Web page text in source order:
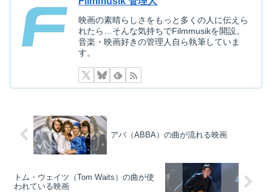
映画の素晴らしさをもっと多くの人に伝えら
れたら…そんな気持ちでFilmmusikを開設。
音楽・映画好きの管理人自ら執筆していま
す。
アバ（ABBA）の曲が流れる映画
トム・ウェイツ（Tom Waits）の曲が使
われている映画
映画を探す
下記を選択して絞り込み検索もできます